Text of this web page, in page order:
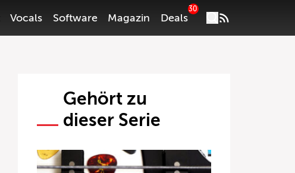
Vocals Software Magazin Deals
30
Gehört zu
dieser Serie